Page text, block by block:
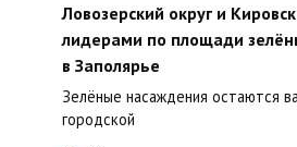
Ловозерский округ и
лидерами по площади
в Заполярье
Зелёные насаждения остаются
городской